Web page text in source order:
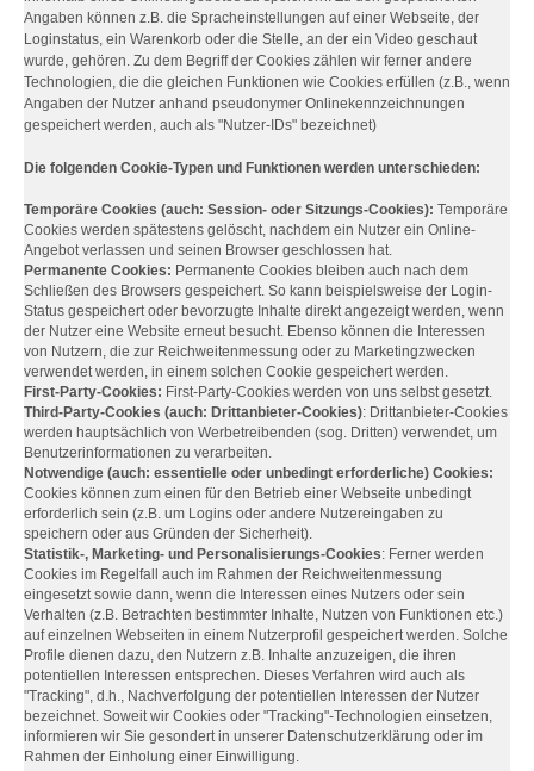
Angaben können z.B. die Spracheinstellungen auf einer Webseite, der
Loginstatus, ein Warenkorb oder die Stelle, an der ein Video geschaut
wurde, gehören. Zu dem Begriff der Cookies zählen wir ferner andere
Technologien, die die gleichen Funktionen wie Cookies erfüllen (z.B., wenn
Angaben der Nutzer anhand pseudonymer Onlinekennzeichnungen
gespeichert werden, auch als "Nutzer-IDs" bezeichnet)
Die folgenden Cookie-Typen und Funktionen werden unterschieden:
Temporäre Cookies (auch: Session- oder Sitzungs-Cookies): Temporäre
Cookies werden spätestens gelöscht, nachdem ein Nutzer ein Online-
Angebot verlassen und seinen Browser geschlossen hat.
Permanente Cookies: Permanente Cookies bleiben auch nach dem
Schließen des Browsers gespeichert. So kann beispielsweise der Login-
Status gespeichert oder bevorzugte Inhalte direkt angezeigt werden, wenn
der Nutzer eine Website erneut besucht. Ebenso können die Interessen
von Nutzern, die zur Reichweitenmessung oder zu Marketingzwecken
verwendet werden, in einem solchen Cookie gespeichert werden.
First-Party-Cookies: First-Party-Cookies werden von uns selbst gesetzt.
Third-Party-Cookies (auch: Drittanbieter-Cookies): Drittanbieter-Cookies
werden hauptsächlich von Werbetreibenden (sog. Dritten) verwendet, um
Benutzerinformationen zu verarbeiten.
Notwendige (auch: essentielle oder unbedingt erforderliche) Cookies:
Cookies können zum einen für den Betrieb einer Webseite unbedingt
erforderlich sein (z.B. um Logins oder andere Nutzereingaben zu
speichern oder aus Gründen der Sicherheit).
Statistik-, Marketing- und Personalisierungs-Cookies: Ferner werden
Cookies im Regelfall auch im Rahmen der Reichweitenmessung
eingesetzt sowie dann, wenn die Interessen eines Nutzers oder sein
Verhalten (z.B. Betrachten bestimmter Inhalte, Nutzen von Funktionen etc.)
auf einzelnen Webseiten in einem Nutzerprofil gespeichert werden. Solche
Profile dienen dazu, den Nutzern z.B. Inhalte anzuzeigen, die ihren
potentiellen Interessen entsprechen. Dieses Verfahren wird auch als
"Tracking", d.h., Nachverfolgung der potentiellen Interessen der Nutzer
bezeichnet. Soweit wir Cookies oder "Tracking"-Technologien einsetzen,
informieren wir Sie gesondert in unserer Datenschutzerklärung oder im
Rahmen der Einholung einer Einwilligung.